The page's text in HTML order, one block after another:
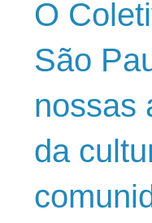
O
São
nossas
da